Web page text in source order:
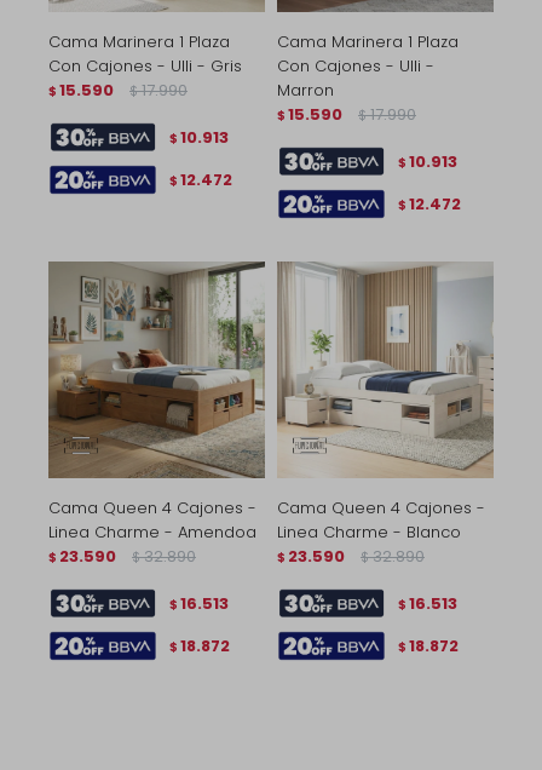
Cama Marinera 1 Plaza
Con Cajones - Ulli - Gris
$ 15.590 $ 17.990
$ 10.913
$ 12.472
Cama Marinera 1 Plaza
Con Cajones - Ulli -
Marron
$ 15.590 $ 17.990
$ 10.913
$ 12.472
Cama Queen 4 Cajones -
Linea Charme - Amendoa
$ 23.590 $ 32.890
$ 16.513
$ 18.872
Cama Queen 4 Cajones -
Linea Charme - Blanco
$ 23.590 $ 32.890
$ 16.513
$ 18.872